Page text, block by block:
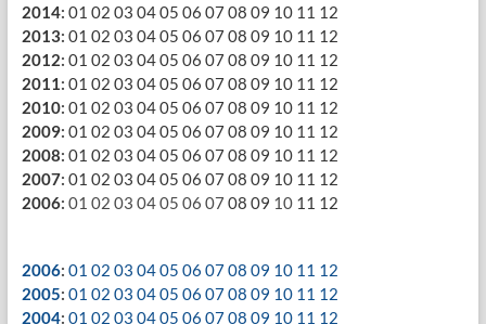
2014: 01 02 03 0405 06 07 08 09 10 11 12
2013: 01 02 03 0405 06 07 08 09 10 11 12
2012: 01 02 03 0405 06 07 08 09 10 11 12
2011: 01 02 03 0405 06 07 08 09 10 11 12
2010: 01 02 03 0405 06 07 08 09 10 11 12
2009: 01 02 03 0405 06 07 08 09 10 11 12
2008: 01 02 03 0405 06 07 08 09 10 11 12
2007: 01 02 03 0405 06 07 08 09 10 11 12
2006: 01 02 03 0405 06 07 08 09 10 11 12
2006: 01 02 03 0405 06 0708 09 10 11 12
2005: 01 02 03 0405 06 0708 09 10 11 12
2004: 01 02 03 0405 06 0708 09 10 11 12